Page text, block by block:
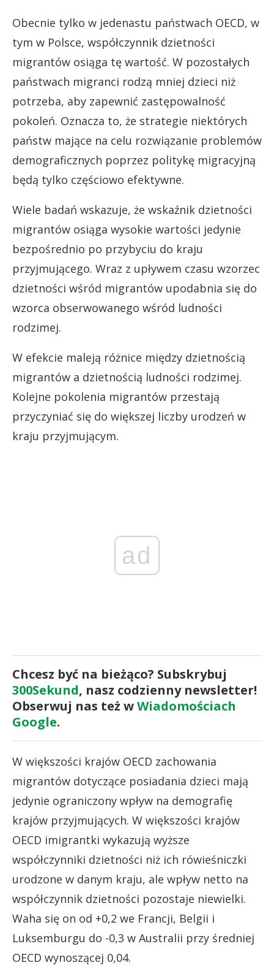
Obecnie tylko w jedenastu państwach OECD, w
tym w Polsce, współczynnik dzietności
migrantów osiąga tę wartość. W pozostałych
państwach migranci rodzą mniej dzieci niż
potrzeba, aby zapewnić zastępowalność
pokoleń. Oznacza to, że strategie niektórych
państw mające na celu rozwiązanie problemów
demograficznych poprzez politykę migracyjną
będą tylko częściowo efektywne.
Wiele badań wskazuje, że wskaźnik dzietności
migrantów osiąga wysokie wartości jedynie
bezpośrednio po przybyciu do kraju
przyjmującego. Wraz z upływem czasu wzorzec
dzietności wśród migrantów upodabnia się do
wzorca obserwowanego wśród ludności
rodzimej.
W efekcie maleją różnice między dzietnością
migrantów a dzietnością ludności rodzimej.
Kolejne pokolenia migrantów przestają
przyczyniać się do większej liczby urodzeń w
kraju przyjmującym.
ad
Chcesz być na bieżąco? Subskrybuj
300Sekund, nasz codzienny newsletter!
Obserwuj nas też wWiadomościach
Google.
W większości krajów OECD zachowania
migrantów dotyczące posiadania dzieci mają
jedynie ograniczony wpływ na demografię
krajów przyjmujących. W większości krajów
OECD imigrantki wykazują wyższe
współczynniki dzietności niż ich rówieśniczki
urodzone w danym kraju, ale wpływ netto na
współczynnik dzietności pozostaje niewielki.
Waha się on od +0,2 we Francji, Belgii i
Luksemburgu do -0,3 w Australii przy średniej
OECD wynoszącej 0,04.